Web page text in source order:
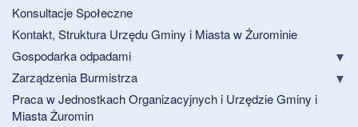
Konsultacje Społeczne
Kontakt, Struktura Urzędu Gminy i Miasta w Żurominie
Gospodarka odpadami
Zarządzenia Burmistrza
Praca w Jednostkach Organizacyjnych i Urzędzie Gminy i
Miasta Żuromin